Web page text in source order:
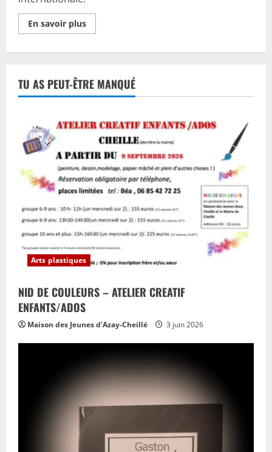
En savoir plusEn
savoir
2024
–
Le
savoir
enfants
du
Népal
TU AS PEUT-ÊTRE MANQUÉ
Arts plastiques
NID DE COULEURS – ATELIER CREATIF
ENFANTS/ADOS
Maison des Jeunes d'Azay-Cheillé 3 juin 2026